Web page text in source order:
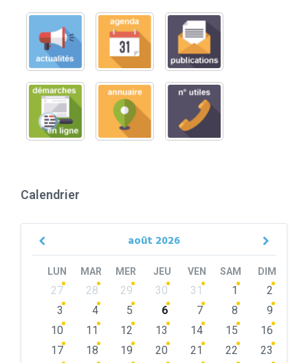
Calendrier
août 2026
Previous
LUN MAR MER JEU VEN SAM DIM
Skip
calendar
27 28 29 30 31 1
2
3
4 5 6 7 8
9
10
11 12 13 14 15
16
17
18 19 20 21 22
23